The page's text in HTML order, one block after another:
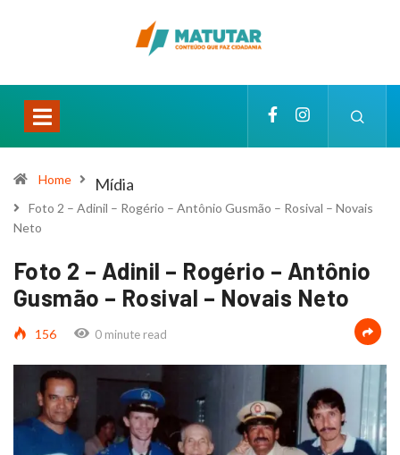
Home Mídia
Foto 2 – Adinil – Rogério – Antônio Gusmão – Rosival – Novais
Neto
Foto 2 – Adinil – Rogério – Antônio
Gusmão – Rosival – Novais Neto
156 0 minute read